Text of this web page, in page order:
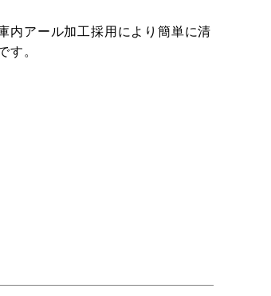
内アール加工採用により簡単に清
。